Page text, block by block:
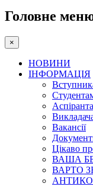
Головне
×
НОВИНИ
ІНФОРМАЦІЯ
Вакансії
Цікаво
ВАША
ВАРТО